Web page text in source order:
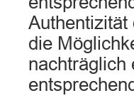
Authentizität
die
nachträglich